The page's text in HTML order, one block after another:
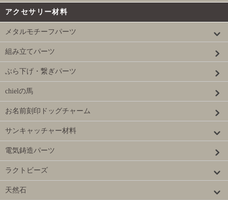
アクセサリー材料
メタルモチーフパーツ
組み立てパーツ
ぶら下げ・繋ぎパーツ
chielの馬
お名前刻印ドッグチャーム
サンキャッチャー材料
電気鋳造パーツ
ラクトビーズ
天然石